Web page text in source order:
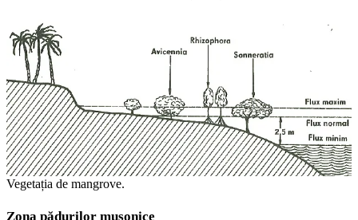
Vegetația de mangrove.
Zona pădurilor musonice